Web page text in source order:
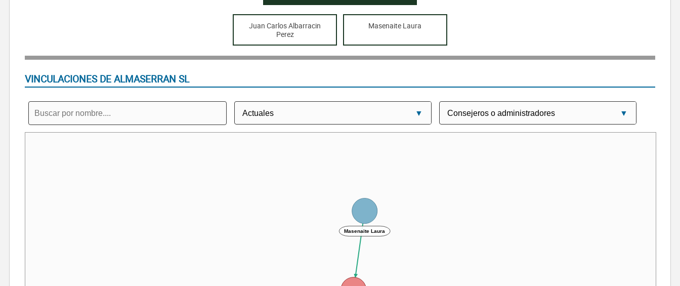
Juan Carlos Albarracin
Perez
Masenaite Laura
VINCULACIONES DE ALMASERRAN SL
Masenaite Laura